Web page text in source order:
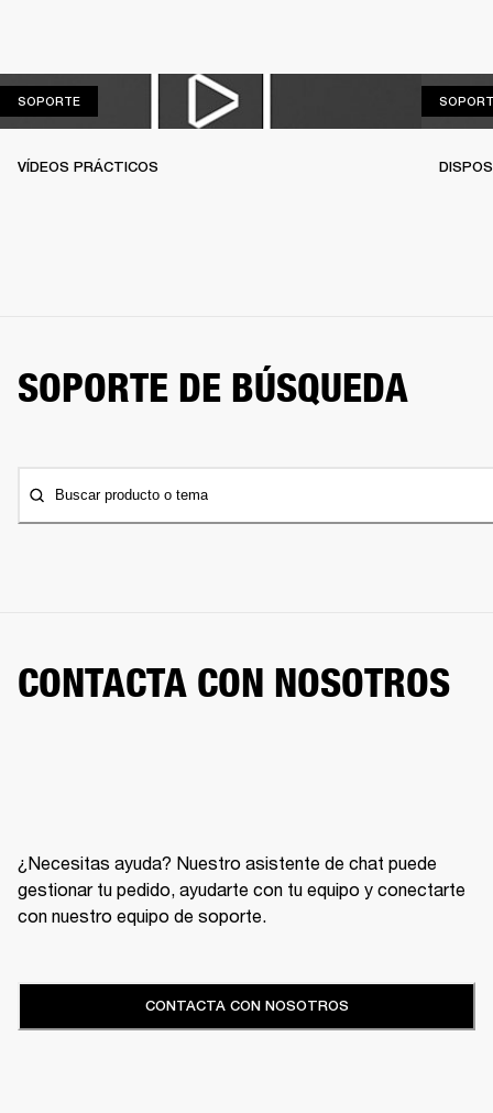
SOPORTESOPORTE
VÍDEOS PRÁCTICOS
SOPORTE DE BÚSQUEDA
Buscar producto o tema
CONTACTA CON NOSOTROS
¿Necesitas ayuda? Nuestro asistente de chat puede
gestionar tu pedido, ayudarte con tu equipo y conectarte
con nuestro equipo de soporte.
CONTACTA CON NOSOTROS